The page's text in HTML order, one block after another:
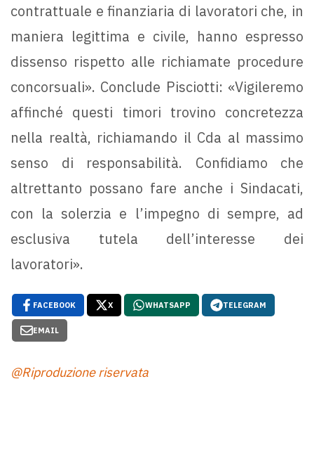
contrattuale e finanziaria di lavoratori che, in
maniera legittima e civile, hanno espresso
dissenso rispetto alle richiamate procedure
concorsuali». Conclude Pisciotti: «Vigileremo
affinché questi timori trovino concretezza
nella realtà, richiamando il Cda al massimo
senso di responsabilità. Confidiamo che
altrettanto possano fare anche i Sindacati,
con la solerzia e l’impegno di sempre, ad
esclusiva tutela dell’interesse dei
lavoratori».
FACEBOOK X WHATSAPP TELEGRAM
EMAIL
@Riproduzione riservata